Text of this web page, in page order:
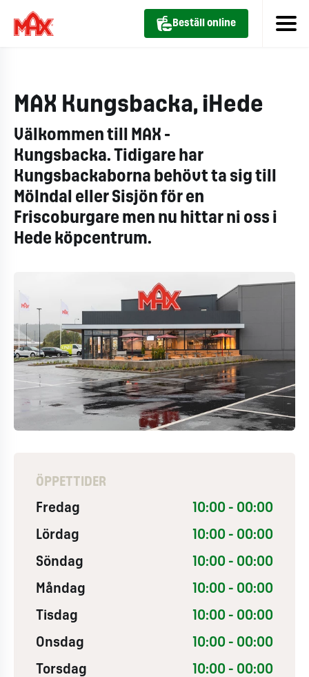
Beställ online
MAX Kungsbacka, iHede
Välkommen till MAX -
Kungsbacka. Tidigare har
Kungsbackaborna behövt ta sig till
Mölndal eller Sisjön för en
Friscoburgare men nu hittar ni oss i
Hede köpcentrum.
ÖPPETTIDER
Fredag 10:00 - 00:00
Lördag 10:00 - 00:00
Söndag 10:00 - 00:00
Måndag 10:00 - 00:00
Tisdag 10:00 - 00:00
Onsdag 10:00 - 00:00
Torsdag 10:00 - 00:00